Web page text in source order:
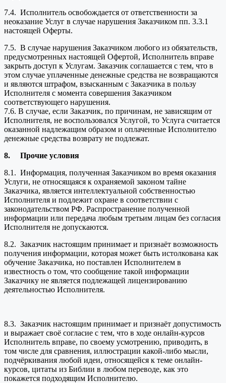
7.4. Исполнитель освобождается от ответственности за
неоказание Услуг в случае нарушения Заказчиком пп. 3.3.1
настоящей Оферты.
7.5. В случае нарушения Заказчиком любого из обязательств,
предусмотренных настоящей Офертой, Исполнитель вправе
закрыть доступ к Услугам. Заказчик соглашается с тем, что в
этом случае уплаченные денежные средства не возвращаются
и являются штрафом, взысканным с Заказчика в пользу
Исполнителя с момента совершения Заказчиком
соответствующего нарушения.
7.6. В случае, если Заказчик, по причинам, не зависящим от
Исполнителя, не воспользовался Услугой, то Услуга считается
оказанной надлежащим образом и оплаченные Исполнителю
денежные средства возврату не подлежат.
8. Прочие условия
8.1. Информация, полученная Заказчиком во время оказания
Услуги, не относящаяся к охраняемой законом тайне
Заказчика, является интеллектуальной собственностью
Исполнителя и подлежит охране в соответствии с
законодательством РФ. Распространение полученной
информации или передача любым третьим лицам без согласия
Исполнителя не допускаются.
8.2. Заказчик настоящим принимает и признаёт возможность
получения информации, которая может быть истолкована как
обучение Заказчика, но поставлен Исполнителем в
известность о том, что сообщение такой информации
Заказчику не является подлежащей лицензированию
деятельностью Исполнителя.
8.3. Заказчик настоящим принимает и признаёт допустимость
и выражает своё согласие с тем, что в ходе онлайн-курсов
Исполнитель вправе, по своему усмотрению, приводить, в
том числе для сравнения, иллюстрации какой-либо мысли,
подчёркивания любой идеи, относящейся к теме онлайн-
курсов, цитаты из Библии в любом переводе, как это
покажется подходящим Исполнителю.